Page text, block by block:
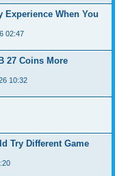
Experience When You
02:47
27 Coins More
10:32
Try Different Game